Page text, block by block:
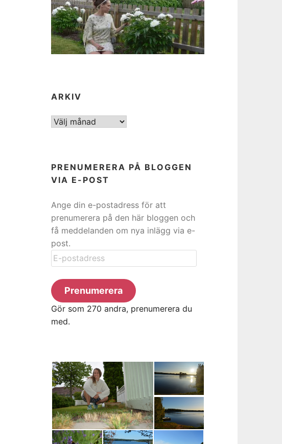
ARKIV
ARKIV
PRENUMERERA PÅ BLOGGEN
VIA E-POST
Ange din e-postadress för att
prenumerera på den här bloggen och
få meddelanden om nya inlägg via e-
post.
E-
postadress
Prenumerera
Gör som 270 andra, prenumerera du
med.